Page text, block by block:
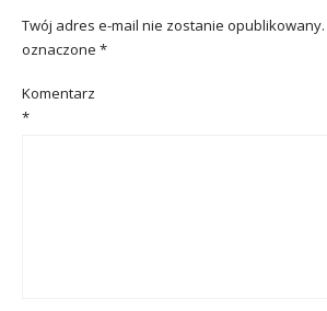
Twój adres e-mail nie zostanie opublikowany.
oznaczone *
Komentarz
*